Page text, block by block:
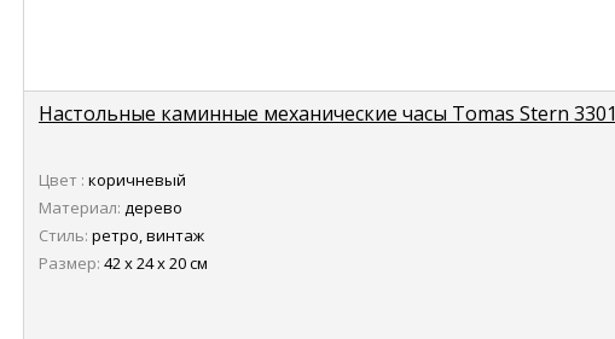
Настольные каминные механические часы Tomas Stern 3301
Цвет : коричневый
Материал: дерево
Стиль: ретро, винтаж
Размер: 42 х 24 х 20 см